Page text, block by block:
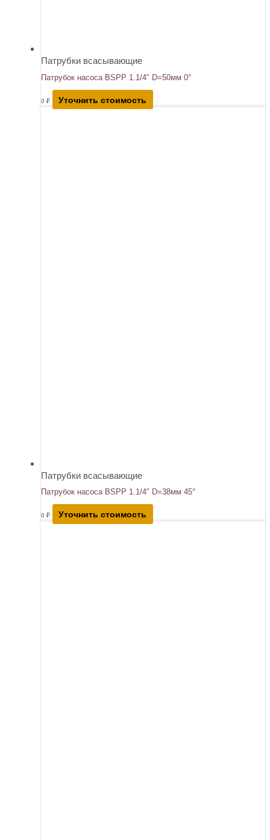
Патрубки всасывающие
Патрубок насоса BSPP 1.1/4″ D=50мм 0°
0 ₽ Уточнить стоимость
Патрубки всасывающие
Патрубок насоса BSPP 1.1/4″ D=38мм 45°
0 ₽ Уточнить стоимость